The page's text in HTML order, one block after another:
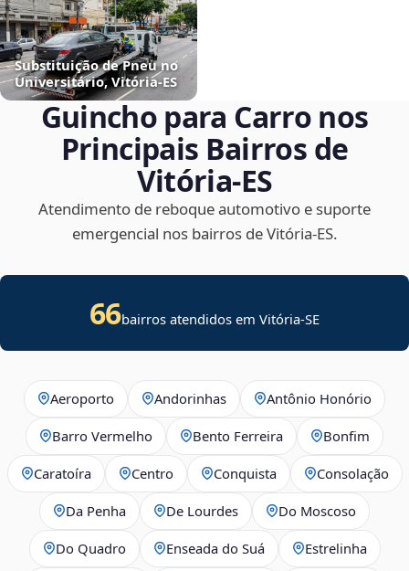
Substituição de Pneu no
Universitário, Vitória‑ES
Guincho para Carro nos
Principais Bairros de
Vitória‑ES
Atendimento de reboque automotivo e suporte
emergencial nos bairros de Vitória‑ES.
66bairros atendidos em Vitória-SE
Aeroporto Andorinhas Antônio Honório
Barro Vermelho Bento Ferreira Bonfim
Caratoíra Centro Conquista Consolação
Da Penha De Lourdes Do Moscoso
Do Quadro Enseada do Suá Estrelinha